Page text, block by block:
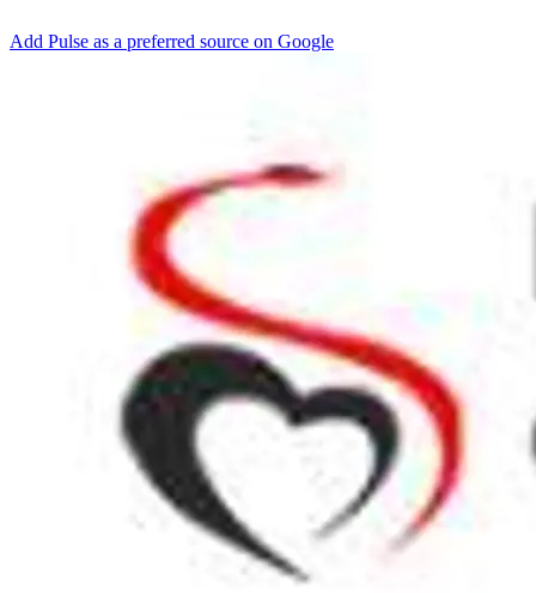
Add Pulse as a preferred source on Google